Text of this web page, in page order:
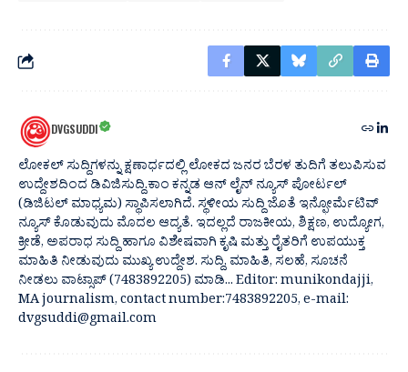
DVGSUDDI
ಲೋಕಲ್ ಸುದ್ದಿಗಳನ್ನು ಕ್ಷಣಾರ್ಧದಲ್ಲಿ ಲೋಕದ ಜನರ ಬೆರಳ ತುದಿಗೆ ತಲುಪಿಸುವ
ಉದ್ದೇಶದಿಂದ ಡಿವಿಜಿಸುದ್ದಿ.ಕಾಂ ಕನ್ನಡ ಆನ್ ಲೈನ್ ನ್ಯೂಸ್ ಪೋರ್ಟಲ್
(ಡಿಜಿಟಲ್ ಮಾಧ್ಯಮ) ಸ್ಥಾಪಿಸಲಾಗಿದೆ. ಸ್ಥಳೀಯ ಸುದ್ದಿ ಜೊತೆ ಇನ್ಫೋರ್ಮೆಟಿವ್
ನ್ಯೂಸ್ ಕೊಡುವುದು ಮೊದಲ ಆದ್ಯತೆ. ಇದಲ್ಲದೆ ರಾಜಕೀಯ, ಶಿಕ್ಷಣ, ಉದ್ಯೋಗ,
ಕ್ರೀಡೆ, ಅಪರಾಧ ಸುದ್ದಿ ಹಾಗೂ ವಿಶೇಷವಾಗಿ ಕೃಷಿ ಮತ್ತು ರೈತರಿಗೆ ಉಪಯುಕ್ತ
ಮಾಹಿತಿ ನೀಡುವುದು ಮುಖ್ಯ ಉದ್ದೇಶ. ಸುದ್ದಿ, ಮಾಹಿತಿ, ಸಲಹೆ, ಸೂಚನೆ
ನೀಡಲು ವಾಟ್ಸಾಪ್ (7483892205) ಮಾಡಿ... Editor: munikondajji,
MA journalism, contact number:7483892205, e-mail:
dvgsuddi@gmail.com